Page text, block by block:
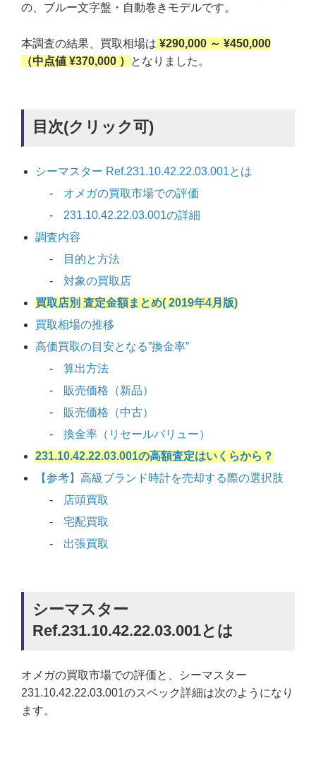
の、ブルー文字盤・自動巻きモデルです。
本調査の結果、買取相場は ¥290,000 ～ ¥450,000
（中点値 ¥370,000 ）
となりました。
目次(クリック可)
シーマスター Ref.231.10.42.22.03.001とは
オメガの買取市場での評価
231.10.42.22.03.001の詳細
調査内容
目的と方法
対象の買取店
買取店別 査定金額まとめ( 2019年4月版)
買取相場の推移
高価買取の目安となる”換金率”
算出方法
販売価格（新品）
販売価格（中古）
換金率（リセールバリュー）
231.10.42.22.03.001の高額査定はいくらから？
【参考】高級ブランド時計を売却する際の選択肢
店頭買取
宅配買取
出張買取
シーマスター
Ref.231.10.42.22.03.001とは
オメガの買取市場での評価と、シーマスター
231.10.42.22.03.001のスペック詳細は次のようになり
ます。